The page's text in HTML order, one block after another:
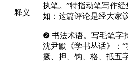
释义
执笔。”特指动笔写作经
如：这篇评论是经大家
❷ 书法术语。写毛笔字
沈尹默《学书丛话》：
撅、押、钩、格、抵五